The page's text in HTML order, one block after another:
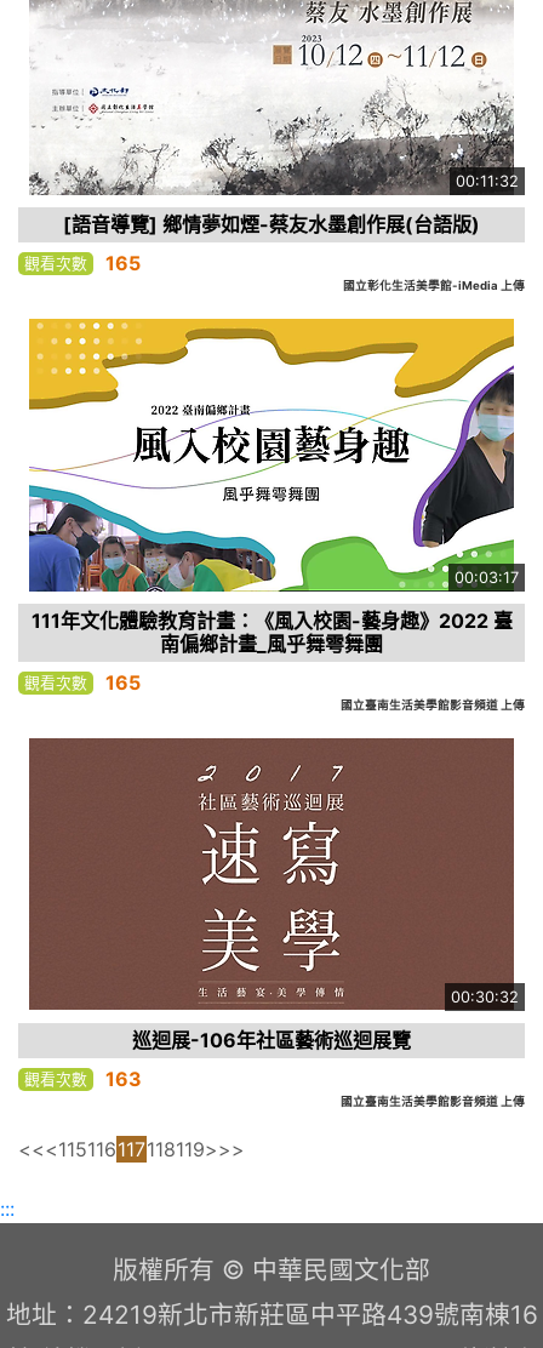
00:11:32
[語音導覽] 鄉情夢如煙-蔡友水墨創作展(台語版)
觀看次數 165
國立彰化生活美學館-iMedia 上傳
00:03:17
111年文化體驗教育計畫：《風入校園-藝身趣》2022 臺
南偏鄉計畫_風乎舞雩舞團
觀看次數 165
國立臺南生活美學館影音頻道 上傳
00:30:32
巡迴展-106年社區藝術巡迴展覽
觀看次數 163
國立臺南生活美學館影音頻道 上傳
<<<115116117118119>>>
:::
版權所有 © 中華民國文化部
地址：24219新北市新莊區中平路439號南棟16